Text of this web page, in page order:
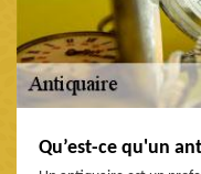
Qu’est-ce qu'un